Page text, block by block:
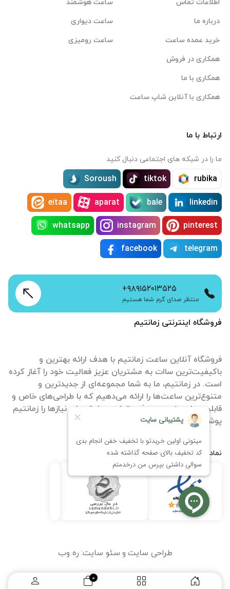
0
فروشگاه اینترنتی زمانتیم
فروشگاه آنلاین ساعت زمانتیم با هدف ارائه بهترین و
باکیفیت‌ترین ساات‌ به مشتریان عزیز فعالیت خود را آغاز کرده
است. در زمانتیم، ما به شما مجموعه‌ای از جدیدترین و
متنوع‌ترین ساعت‌ها را ارائه می‌دهیم که با طراحی‌های خاص و
قابلیت‌های منحصر به فرد، تمامی سلیقه‌ها و نیازها را زمانتیم
پوشش می‌دهند.
نمادها
اطلاعات تماس
درباره ما
خرید عمده ساعت
همکاری در فروش
همکاری با ما
همکاری با آنلاین شاپ ساعت
ساعت هوشمند
ساعت دیواری
ساعت رومیزی
ارتباط با ما
ما را در شبکه های اجتماعی دنبال کنید
rubika
tiktok
Soroush
linkedin
bale
aparat
eitaa
pinterest
instagram
whatsapp
telegram
facebook
+۹۸۹۱۵۲۰۱۳۵۲۵
منتظر صدای گرم شما هستیم
طراحی سایت و سئو سایت: ره وب